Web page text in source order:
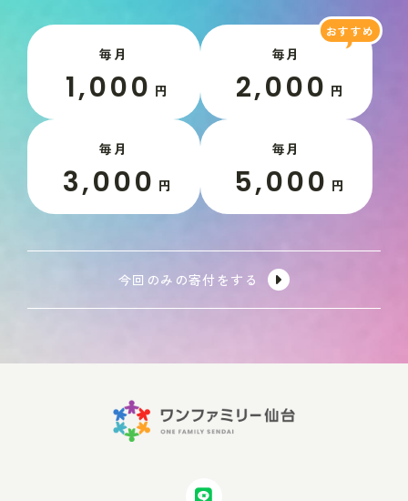
毎月
1,000 円
毎月
2,000 円
毎月
3,000 円
毎月
5,000 円
今回のみの寄付をする